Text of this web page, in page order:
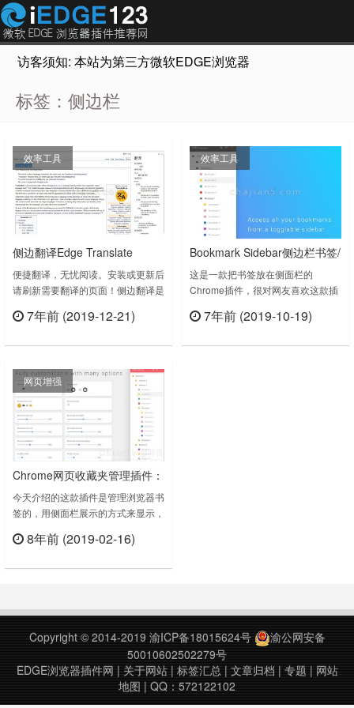
访客须知: 本站为第三方微软EDGE浏览器插件推荐网站，
标签：侧边栏
效率工具
侧边翻译Edge Translate
便捷翻译，无忧阅读。安装或更新后
请刷新需要翻译的页面！侧边翻译是
Chrome浏览器、火狐浏览器、360
献。为此，我们一直遵循着用户阅读
体验第一的原则，并做出了如下努
力：* 我们使用了谷歌翻译提供的接
口来进行单词和句子的翻译，在一定
程度上保证了翻译结果的准确性；
……
7年前 (2019-12-21)
效率工具
Bookmark Sidebar侧边栏书签/
收藏夹插件
这是一款把书签放在侧面栏的
Chrome插件，很对网友喜欢这款插
面树状结构更加直观。侧边栏书签插
7年前 (2019-10-19)
网页增强
Chrome网页收藏夹管理插件：
书签侧边栏
今天介绍的这款插件是管理浏览器书
签的，用侧面栏展示的方式来显示，
（Bookmark Sidebar） v1.16.1上次
侧边栏（Bookmark Sidebar）
8年前 (2019-02-16)
Copyright © 2014-2019 渝ICP备18015624号
渝公网安备
50010602502279号
EDGE浏览器插件网 | 关于网站| 标签汇总| 文章归档 | 专题 | 网站
地图 | QQ：572122102